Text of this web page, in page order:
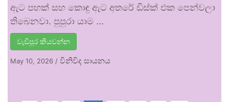
ඇට පහක් සහ කොඳු ඇට අතරේ ඩිස්ක් එක පෙන්වලා
තිබෙනවා. පුපුරා යාම …
වැඩිපුර කියවන්න
May 10, 2026 / විනිවිද සායනය